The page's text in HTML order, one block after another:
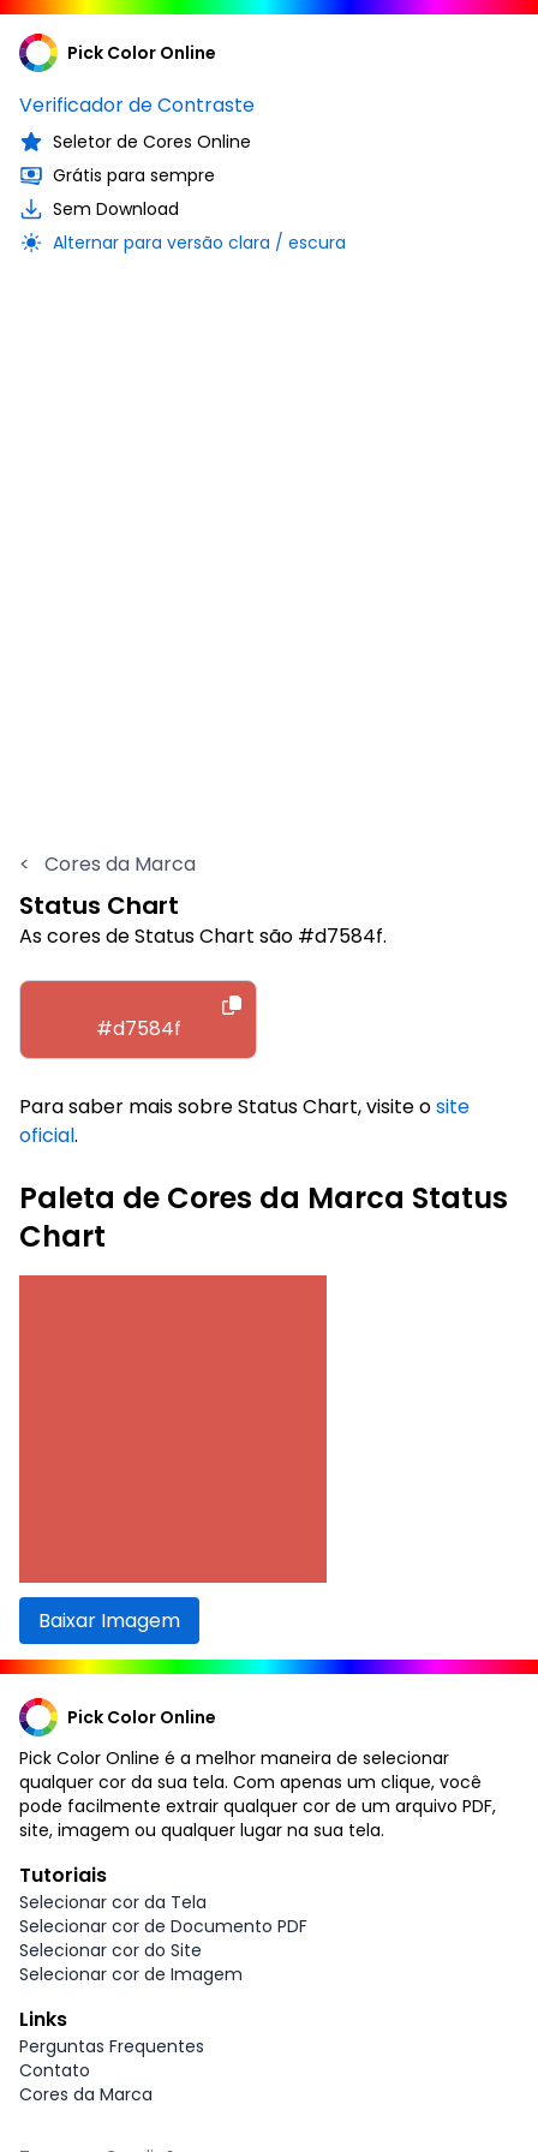
Pick Color Online
Verificador de Contraste
Seletor de Cores Online
Grátis para sempre
Sem Download
Alternar para versão clara / escura
< Cores da Marca
Status Chart
As cores de Status Chart são #d7584f.
#d7584f
Para saber mais sobre Status Chart, visite osite
oficial.
Paleta de Cores da Marca Status
Chart
Baixar Imagem
Pick Color Online
Pick Color Online é a melhor maneira de selecionar
qualquer cor da sua tela. Com apenas um clique, você
pode facilmente extrair qualquer cor de um arquivo PDF,
site, imagem ou qualquer lugar na sua tela.
Tutoriais
Selecionar cor da Tela
Selecionar cor de Documento PDF
Selecionar cor do Site
Selecionar cor de Imagem
Links
Perguntas Frequentes
Contato
Cores da Marca